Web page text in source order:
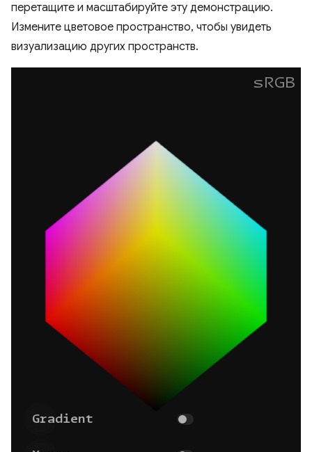
перетащите и масштабируйте эту демонстрацию.
Измените цветовое пространство, чтобы увидеть
визуализацию других пространств.